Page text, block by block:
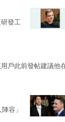
發工
戶此前發帖建議他
容」